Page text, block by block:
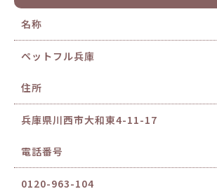
名称
ペットフル兵庫
住所
兵庫県川西市大和東4-11-17
電話番号
0120-963-104